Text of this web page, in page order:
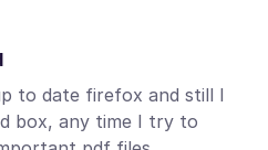
to date firefox and still I
box, any time I try to